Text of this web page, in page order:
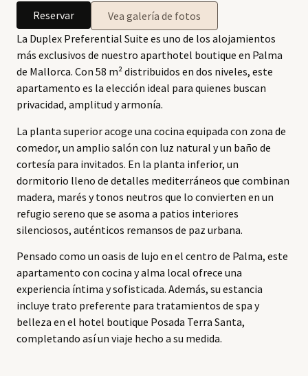
Reservar
Vea galería de fotos
La Duplex Preferential Suite es uno de los alojamientos
más exclusivos de nuestro aparthotel boutique en Palma
de Mallorca. Con 58 m² distribuidos en dos niveles, este
apartamento es la elección ideal para quienes buscan
privacidad, amplitud y armonía.
La planta superior acoge una cocina equipada con zona de
comedor, un amplio salón con luz natural y un baño de
cortesía para invitados. En la planta inferior, un
dormitorio lleno de detalles mediterráneos que combinan
madera, marés y tonos neutros que lo convierten en un
refugio sereno que se asoma a patios interiores
silenciosos, auténticos remansos de paz urbana.
Pensado como un oasis de lujo en el centro de Palma, este
apartamento con cocina y alma local ofrece una
experiencia íntima y sofisticada. Además, su estancia
incluye trato preferente para tratamientos de spa y
belleza en el hotel boutique Posada Terra Santa,
completando así un viaje hecho a su medida.